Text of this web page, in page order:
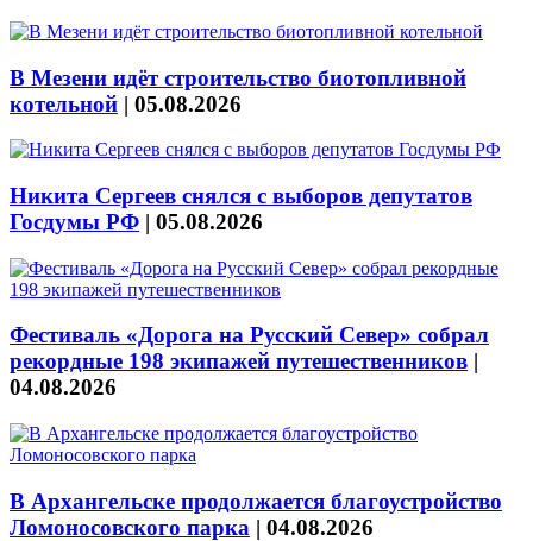
В Мезени идёт строительство биотопливной
котельной | 05.08.2026
Никита Сергеев снялся с выборов депутатов
Госдумы РФ | 05.08.2026
Фестиваль «Дорога на Русский Север» собрал
рекордные 198 экипажей путешественников |
04.08.2026
В Архангельске продолжается благоустройство
Ломоносовского парка | 04.08.2026